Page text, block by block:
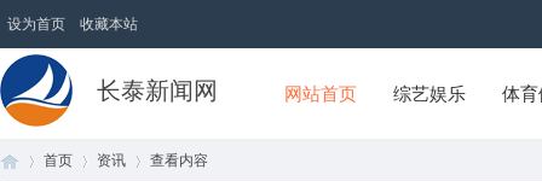
设为首页 收藏本站
长泰新闻网 网站首页 综艺娱乐 体
首页 资讯 查看内容